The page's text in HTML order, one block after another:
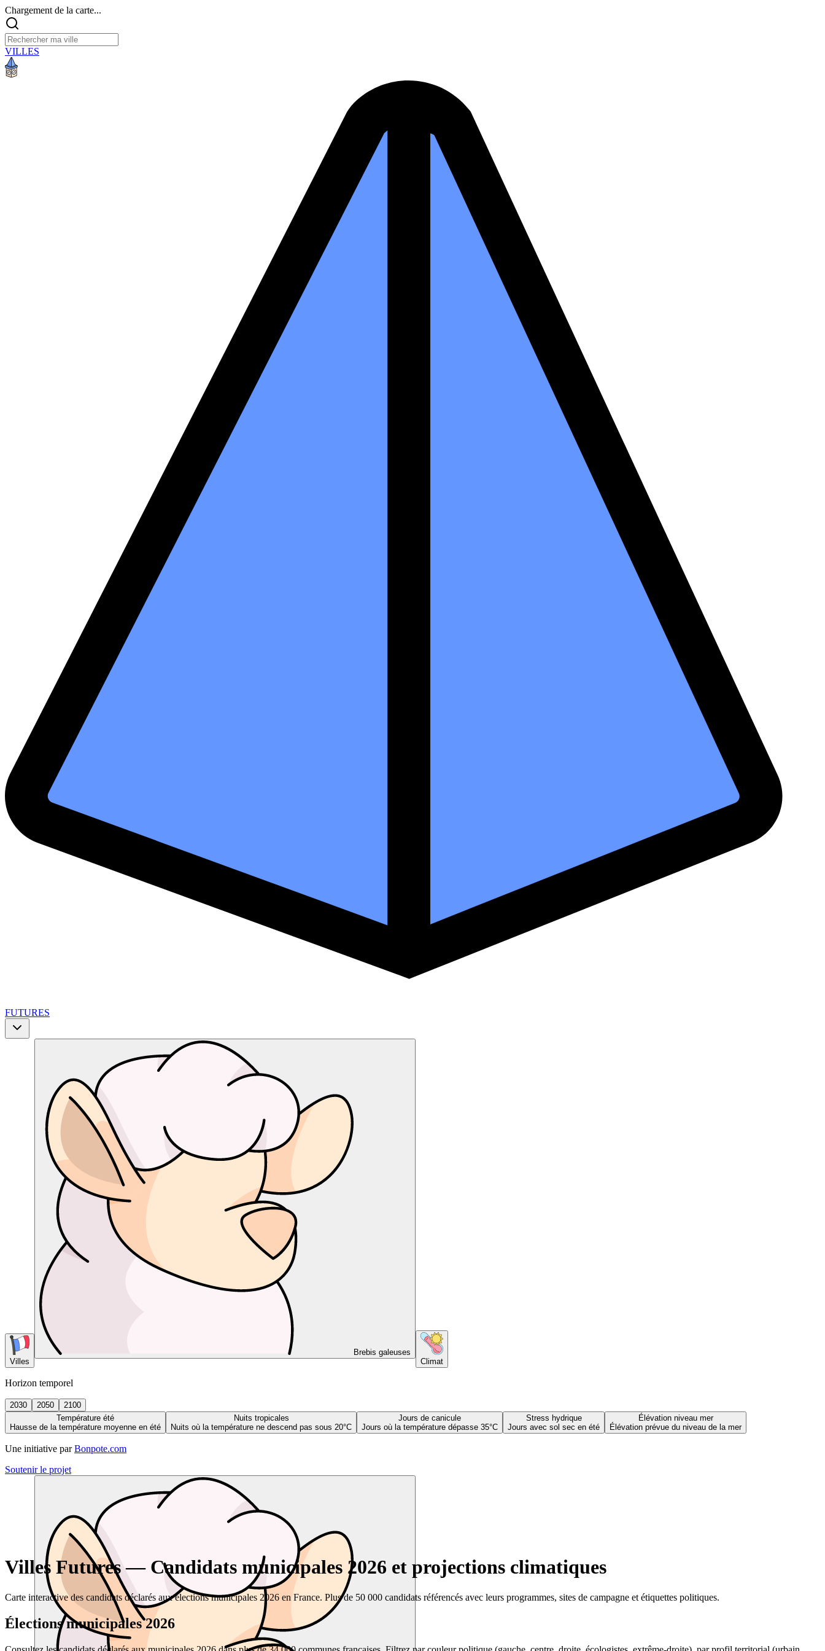
Chargement de la carte...
VILLES
FUTURES
Villes
Brebis galeuses
Climat
Horizon temporel
2030 2050
2100
Température été
Hausse de la température moyenne en été
Nuits tropicales
Nuits où la température ne descend pas sous 20°C
Jours de canicule
Jours où la température dépasse 35°C
Stress hydrique
Jours avec sol sec en été
Élévation niveau mer
Élévation prévue du niveau de la mer
Une initiative par Bonpote.com
Soutenir le projet
Villes Futures — Candidats municipales 2026 et projections climatiques
Carte interactive des candidats déclarés aux élections municipales 2026 en France. Plus de 50 000 candidats référencés avec leurs programmes, sites de campagne et étiquettes politiques.
Élections municipales 2026